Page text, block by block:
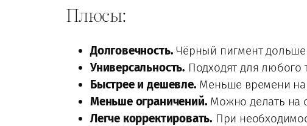
Плюсы:
Долговечность. Чёрный пигмент дольше
Универсальность. Подходят для любого
Быстрее и дешевле. Меньше времени на
Меньше ограничений. Можно делать на
Легче корректировать. При